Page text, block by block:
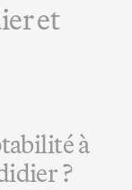
et
à
?